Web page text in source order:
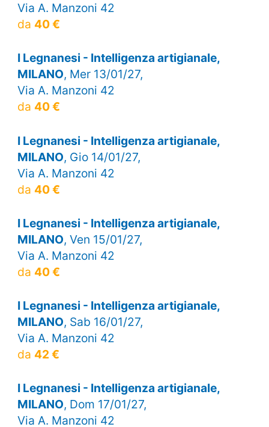
Via A. Manzoni 42
da 40 €
I Legnanesi - Intelligenza artigianale,
MILANO, Mer 13/01/27,
Via A. Manzoni 42
da 40 €
I Legnanesi - Intelligenza artigianale,
MILANO, Gio 14/01/27,
Via A. Manzoni 42
da 40 €
I Legnanesi - Intelligenza artigianale,
MILANO, Ven 15/01/27,
Via A. Manzoni 42
da 40 €
I Legnanesi - Intelligenza artigianale,
MILANO, Sab 16/01/27,
Via A. Manzoni 42
da 42 €
I Legnanesi - Intelligenza artigianale,
MILANO, Dom 17/01/27,
Via A. Manzoni 42